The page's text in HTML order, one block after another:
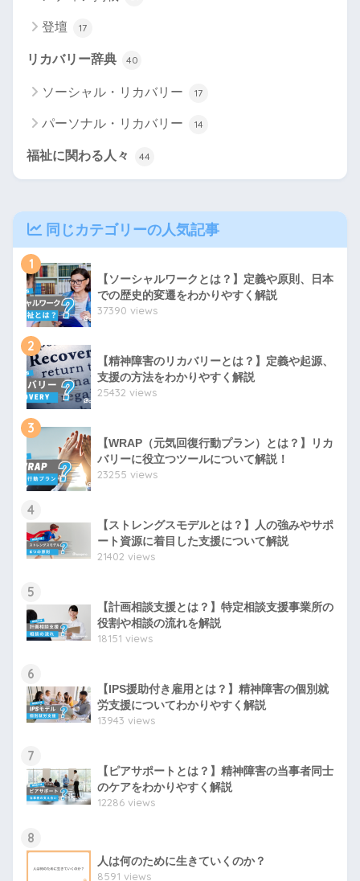
登壇 17
リカバリー辞典 40
ソーシャル・リカバリー 17
パーソナル・リカバリー 14
福祉に関わる人々 44
同じカテゴリーの人気記事
1
【ソーシャルワークとは？】定義や原則、日本
での歴史的変遷をわかりやすく解説
37390 views
2
【精神障害のリカバリーとは？】定義や起源、
支援の方法をわかりやすく解説
25432 views
3
【WRAP（元気回復行動プラン）とは？】リカ
バリーに役立つツールについて解説！
23255 views
4
【ストレングスモデルとは？】人の強みやサポ
ート資源に着目した支援について解説
21402 views
5
【計画相談支援とは？】特定相談支援事業所の
役割や相談の流れを解説
18151 views
6
【IPS援助付き雇用とは？】精神障害の個別就
労支援についてわかりやすく解説
13943 views
7
【ピアサポートとは？】精神障害の当事者同士
のケアをわかりやすく解説
12286 views
8
人は何のために生きていくのか？
8591 views